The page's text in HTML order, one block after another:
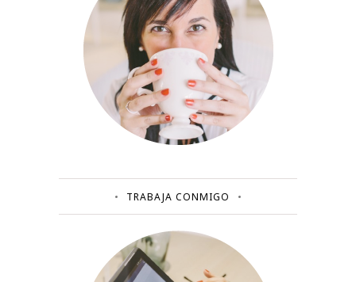
TRABAJA CONMIGO